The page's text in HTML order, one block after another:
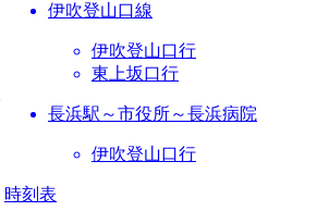
伊吹登山口線
伊吹登山口行
東上坂口行
長浜駅～市役所～長浜病院
伊吹登山口行
時刻表